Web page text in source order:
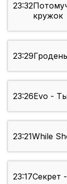
23:32
кружок
23:29
23:26Evo -
23:21While
23:17Секрет